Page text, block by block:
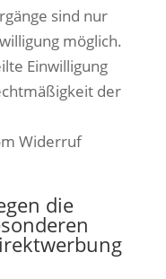
sind nur
möglich.
Einwilligung
der
Widerruf
die